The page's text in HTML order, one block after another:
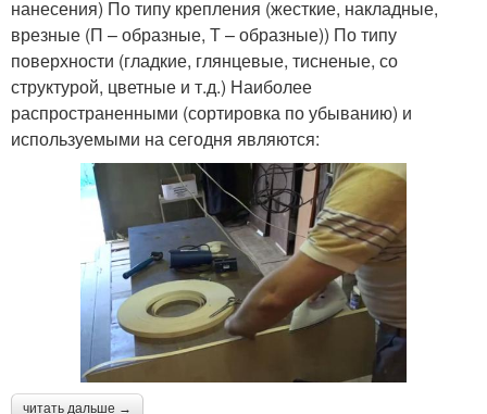
нанесения) По типу крепления (жесткие, накладные,
врезные (П – образные, Т – образные)) По типу
поверхности (гладкие, глянцевые, тисненые, со
структурой, цветные и т.д.) Наиболее
распространенными (сортировка по убыванию) и
используемыми на сегодня являются:
читать дальше →